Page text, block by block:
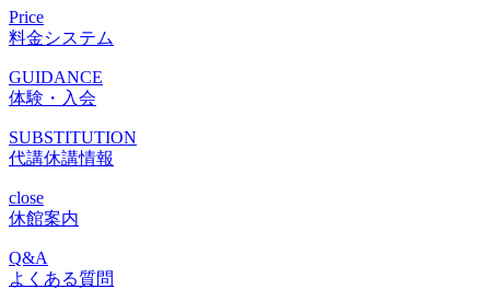
Price
料金システム
GUIDANCE
体験・入会
SUBSTITUTION
代講休講情報
close
休館案内
Q&A
よくある質問